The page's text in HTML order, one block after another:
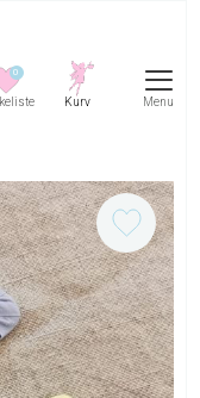
0
Menu